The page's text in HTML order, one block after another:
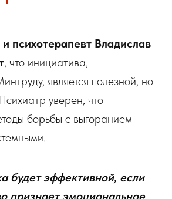
психотерапевт Владислав
, что инициатива,
является полезной, но
уверен, что
борьбы с выгоранием
будет эффективной, если
признает эмоциональное